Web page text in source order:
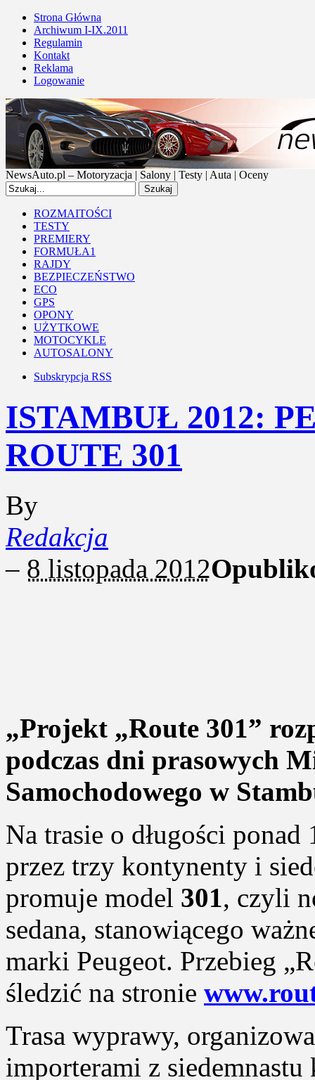
Strona Główna
Archiwum I-IX.2011
Regulamin
Kontakt
Reklama
Logowanie
NewsAuto.pl – Motoryzacja | Salony | Testy | Auta | Oceny
ROZMAITOŚCI
TESTY
PREMIERY
FORMUŁA1
RAJDY
BEZPIECZEŃSTWO
ECO
GPS
OPONY
UŻYTKOWE
MOTOCYKLE
AUTOSALONY
Subskrypcja RSS
ISTAMBUŁ 2012:
ROUTE 301
By
Redakcja
– 8 listopada 2012
„Projekt „Route 301”
podczas dni prasowych
Samochodowego w
Na trasie o długości
przez trzy kontynenty i
promuje model 301, czyli
sedana, stanowiącego
marki Peugeot. Przebieg
śledzić na stronie
Trasa wyprawy,
importerami z